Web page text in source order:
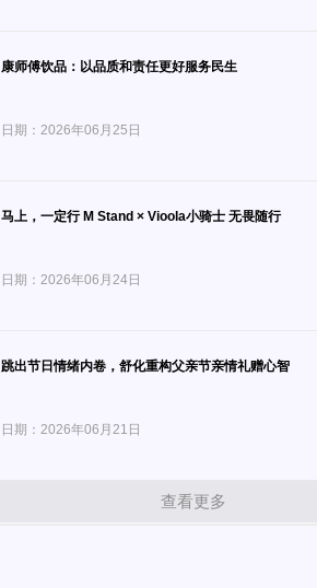
康师傅饮品：以品质和责任更好服务民生
日期：2026年06月25日
马上，一定行 M Stand × Vioola小骑士 无畏随行
日期：2026年06月24日
跳出节日情绪内卷，舒化重构父亲节亲情礼赠心智
日期：2026年06月21日
查看更多